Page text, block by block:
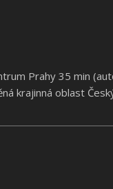
Prahy 35 min
krajinná oblast